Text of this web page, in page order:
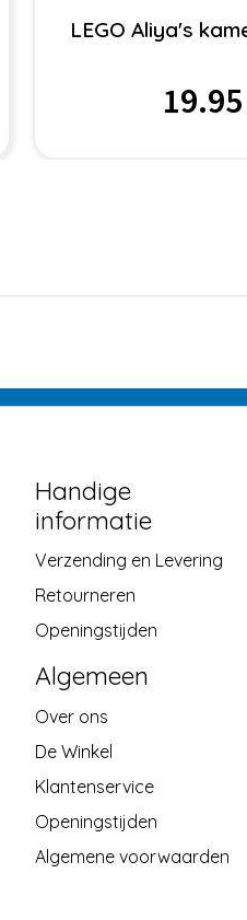
LEGO Aliya's
19.95
Handige
informatie
Verzending en Levering
Retourneren
Openingstijden
Algemeen
Over ons
De Winkel
Klantenservice
Openingstijden
Algemene voorwaarden